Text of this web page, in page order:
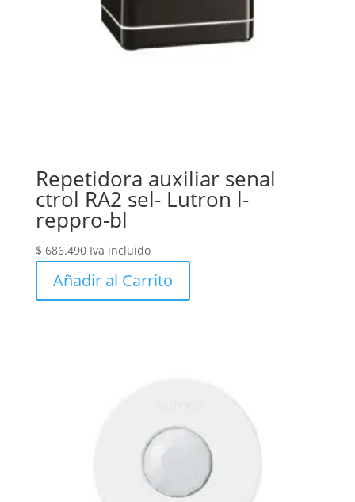
Repetidora auxiliar senal
ctrol RA2 sel- Lutron l-
reppro-bl
$ 686.490 Iva incluido
Añadir al Carrito